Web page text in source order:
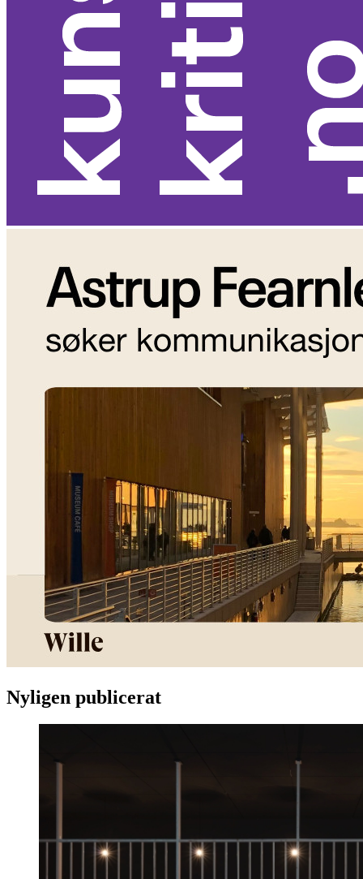
Nyligen publicerat